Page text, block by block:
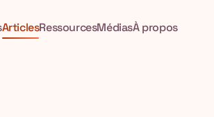
ArticlesRessourcesMédiasÀ propos